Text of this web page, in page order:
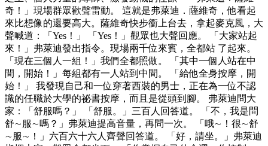
奇！」現場群眾歡聲雷動。 這就是弗萊迪．薩維奇，他看起
來比想像的還要高大。薩維奇快步衝上台去，拿起麥克風，大
聲喊道：「Yes！」 「Yes！」觀眾也大聲回應。 「大家站起
來！」弗萊迪發出指令。現場兩千位來賓，全都站 了起來。
「現在三個人一組！」我們全都照做。 「其中一個人站在中
間，開始！」每組都有一人站到中間。 「給他全身按摩，開
始！」 我發現自己和一位穿著西裝的男士，正在為一位不認
識的任職於大學的祕書按摩，而且是從頭到腳。 弗萊迪問大
家：「舒服嗎？」 「舒服。」三百人回答道。 「不，我是問
舒∼服∼嗎？」弗萊迪提高音量，再問一次。 「哦∼！很∼舒
∼服∼！」六百六十六人齊聲回答道。 「好，請坐。」弗萊迪